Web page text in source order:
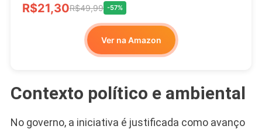
R$21,30R$49,99 -57%
Ver na Amazon
Contexto político e ambiental
No governo, a iniciativa é justificada como avanço